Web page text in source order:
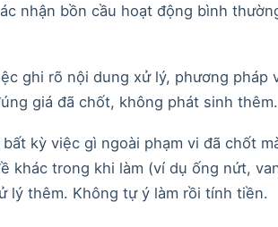
nhận bồn cầu hoạt động bình
ghi rõ nội dung xử lý, phương pháp
giá đã chốt, không phát sinh thêm.
kỳ việc gì ngoài phạm vi đã chốt
khác trong khi làm (ví dụ ống nứt,
lý thêm. Không tự ý làm rồi tính tiền.